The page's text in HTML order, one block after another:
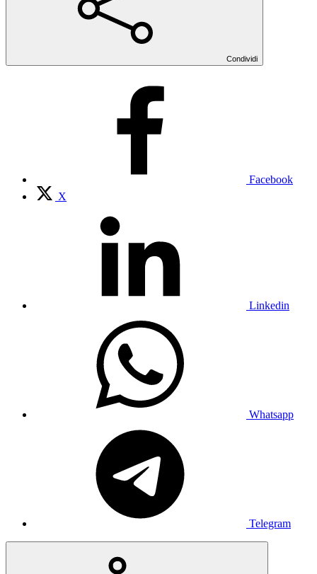
Condividi
Facebook
X
Linkedin
Whatsapp
Telegram